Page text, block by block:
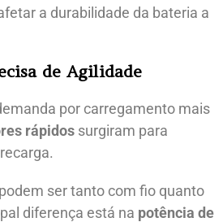
a durabilidade da bateria a
de Agilidade
por carregamento mais
rápidos surgiram para
ser tanto com fio quanto
diferença está na potência de